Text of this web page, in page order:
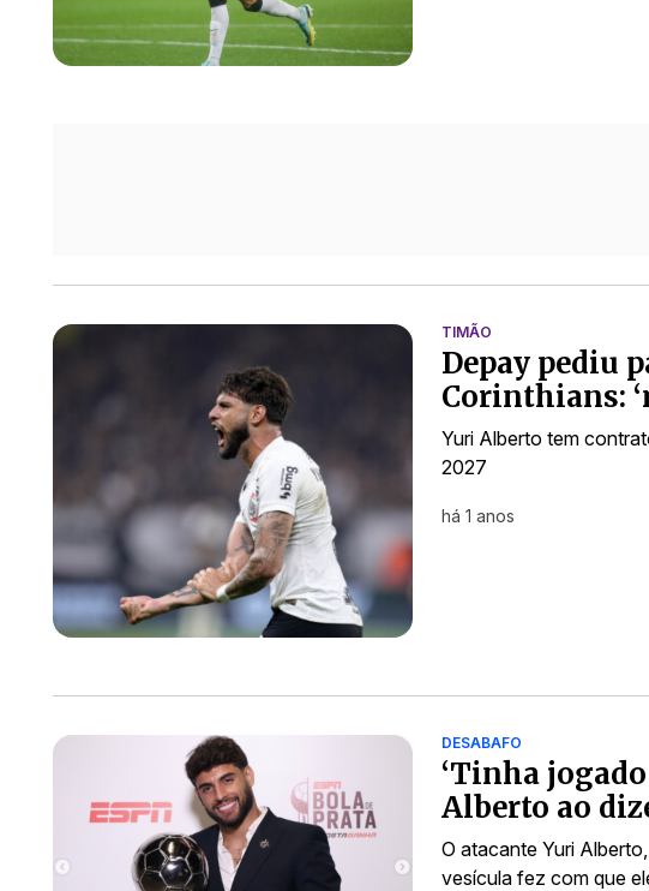
TIMÃO
Depay pediu
Corinthians:
Yuri Alberto tem
2027
há 1 anos
DESABAFO
‘Tinha
Alberto ao
O atacante Yuri
vesícula fez com que